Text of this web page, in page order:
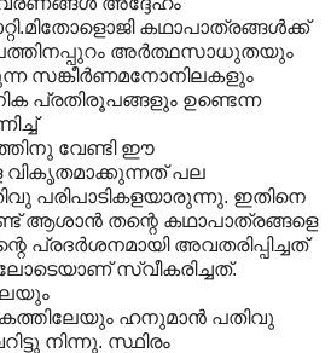
കഥാപാത്രങ്ങള്‍ക്ക്
അര്‍ത്ഥസാധുതയും
സങ്കീര്‍ണമനോനിലകളും
പ്രതിരൂപങ്ങളും ഉണ്ടെന്ന
വേണ്ടി ഈ
പല
പരിപാടികളയാരുന്നു. ഇതിനെ
ആശാന്‍ തന്റെ കഥാപാത്രങ്ങളെ
പ്രദര്‍ശനമായി അവതരിപ്പിച്ചത്
സ്വീകരിച്ചത്.
ഹനുമാന്‍ പതിവു
നിന്നു. സ്ഥിരം